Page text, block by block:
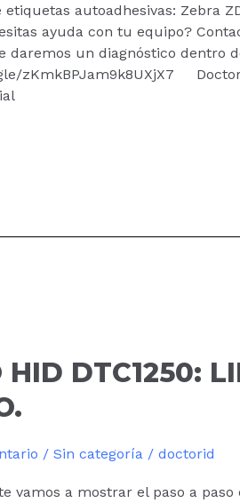
autoadhesivas: Zebra
ayuda con tu equipo?
daremos un diagnóstico dentro
zKmkBPJam9k8UXjX7
HID DTC1250:
/ Sin categoría/ doctorid
vamos a mostrar el paso a